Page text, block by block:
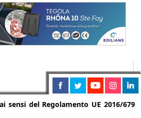
sensi del Regolamento UE 2016/679